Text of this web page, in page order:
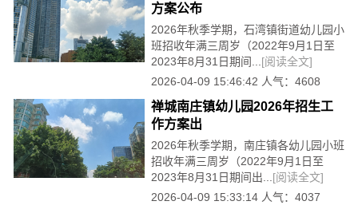
方案公布
2026年秋季学期，石湾镇街道幼儿园小
班招收年满三周岁（2022年9月1日至
2023年8月31日期间... [阅读全文]
2026-04-09 15:46:42 人气：4608
禅城南庄镇幼儿园2026年招生工
作方案出
2026年秋季学期，南庄镇各幼儿园小班
招收年满三周岁（2022年9月1日至
2023年8月31日期间出... [阅读全文]
2026-04-09 15:33:14 人气：4037